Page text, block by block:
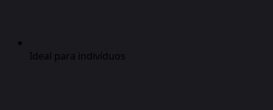
Ideal para indivíduos